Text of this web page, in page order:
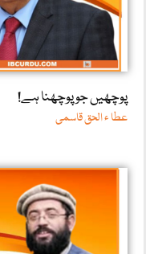
پوچھیں جو پوچھنا ہے!
عطا ء الحق قاسمی